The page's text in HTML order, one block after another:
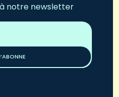
notre newsletter